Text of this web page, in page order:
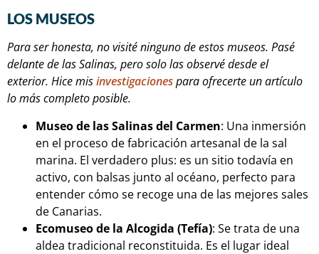
LOS MUSEOS
Para ser honesta, no visité ninguno de estos museos. Pasé
delante de las Salinas, pero solo las observé desde el
exterior. Hice misinvestigacionespara ofrecerte un artículo
lo más completo posible.
Museo de las Salinas del Carmen: Una inmersión
en el proceso de fabricación artesanal de la sal
marina. El verdadero plus: es un sitio todavía en
activo, con balsas junto al océano, perfecto para
entender cómo se recoge una de las mejores sales
de Canarias.
Ecomuseo de la Alcogida (Tefía): Se trata de una
aldea tradicional reconstituida. Es el lugar ideal